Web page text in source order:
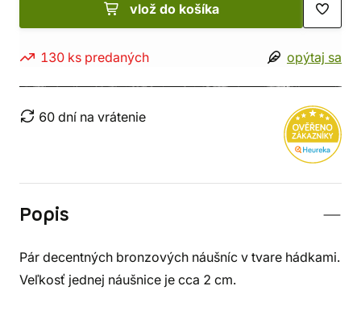
vlož do košíka
130 ks predaných opýtaj sa
60 dní na vrátenie
Popis
Pár decentných bronzových náušníc v tvare hádkami.
Veľkosť jednej náušnice je cca 2 cm.